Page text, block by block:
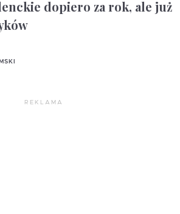
dopiero za rok, ale już
REKLAMA